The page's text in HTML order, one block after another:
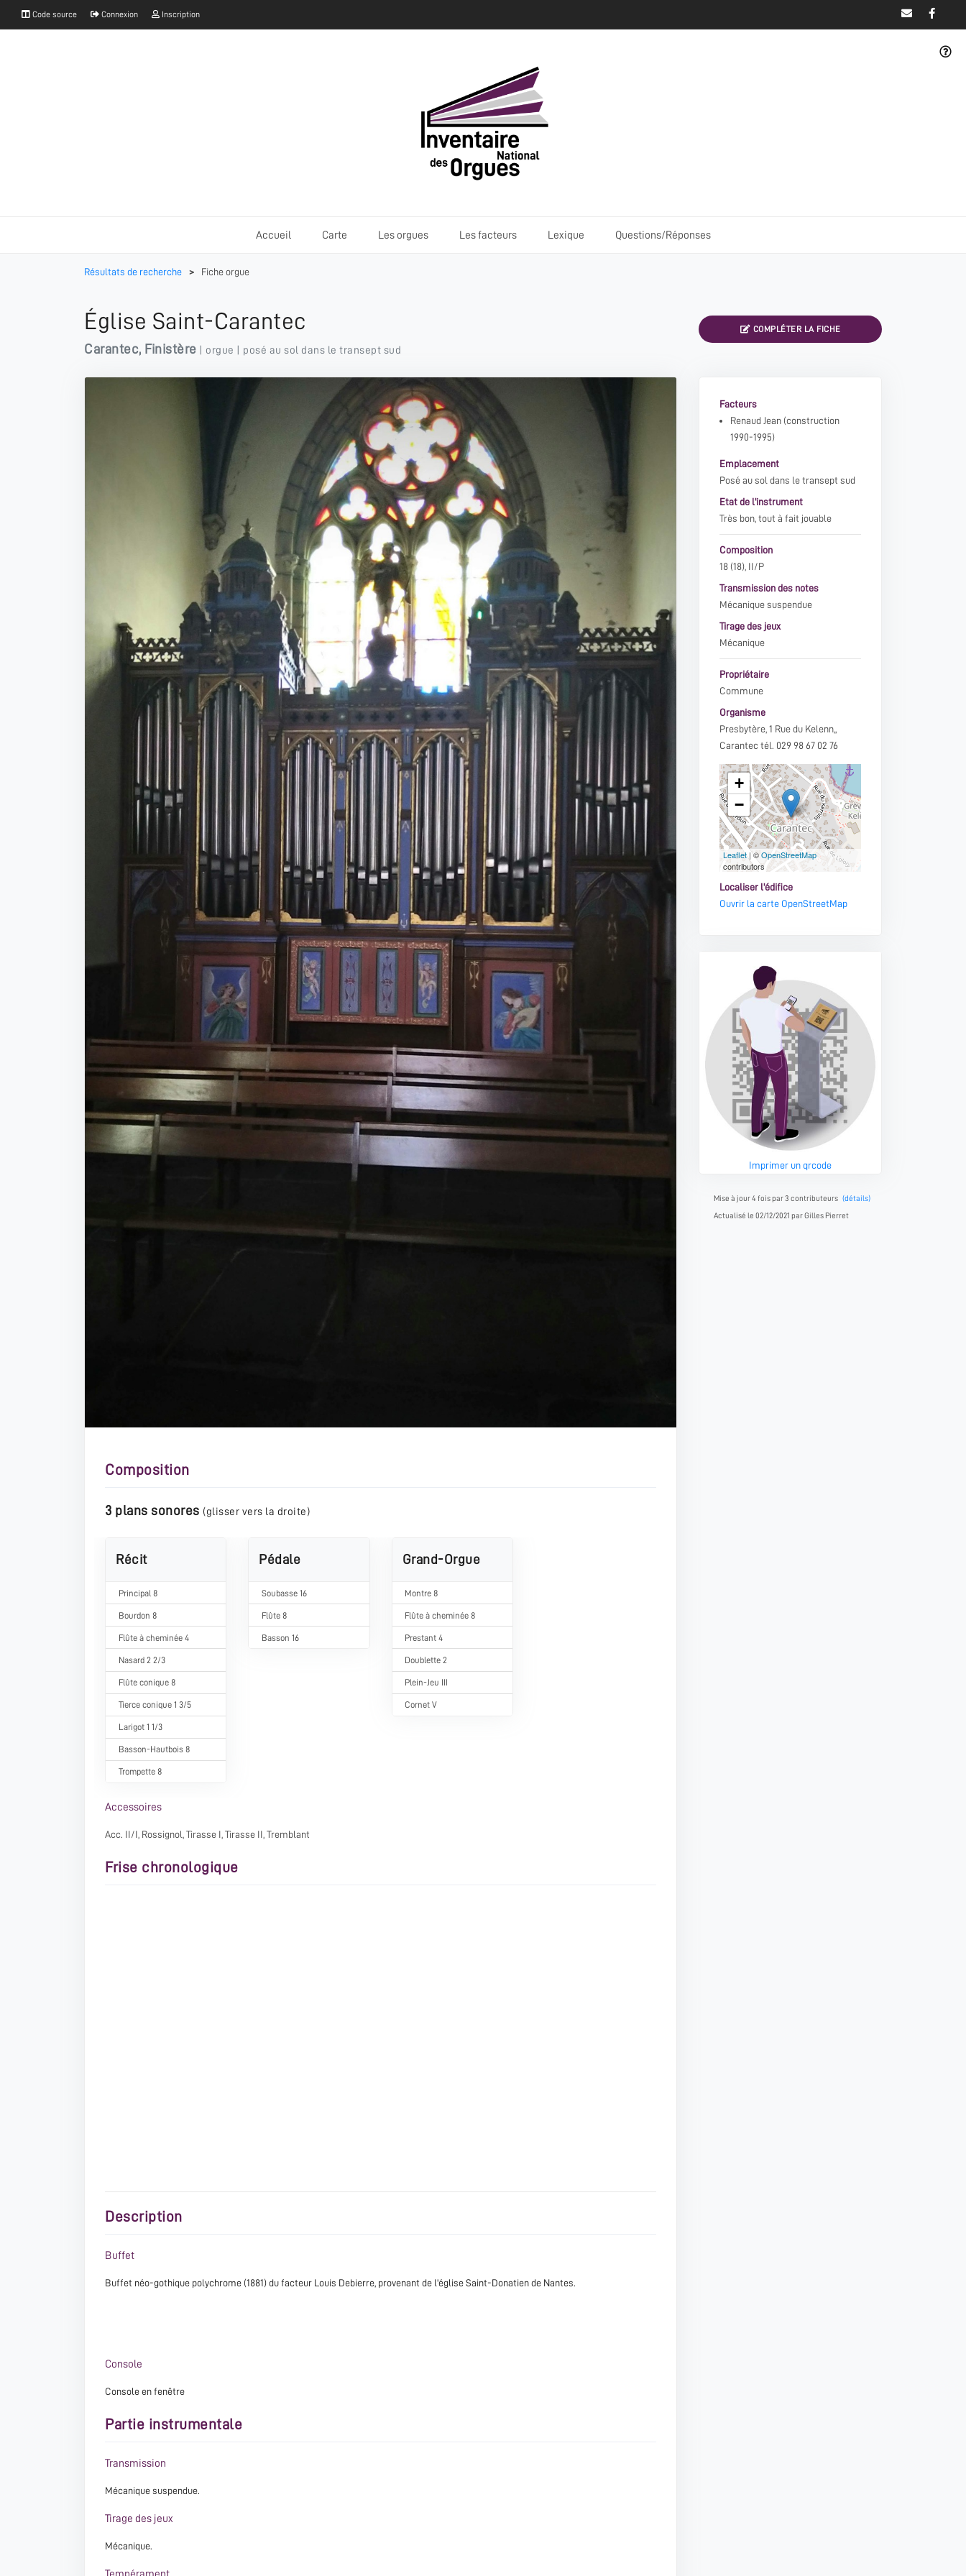
Code source Connexion Inscription
Accueil Carte Les orgues Les facteurs Lexique Questions/Réponses
Résultats de recherche > Fiche orgue
Église Saint-Carantec
Carantec, Finistère orgue | posé au sol dans le transept sud
COMPLÉTER LA FICHE
Composition
3 plans sonores (glisser vers la droite)
Récit
Principal 8
Bourdon 8
Flûte à cheminée 4
Nasard 2 2/3
Flûte conique 8
Tierce conique 1 3/5
Larigot 1 1/3
Basson-Hautbois 8
Trompette 8
Pédale
​Soubasse 16
Flûte 8
Basson 16
Grand-Orgue
Montre 8
Flûte à cheminée 8
Prestant 4
Doublette 2
Plein-Jeu III
Cornet V
Accessoires
Acc. II/I, Rossignol, Tirasse I, Tirasse II, Tremblant
Frise chronologique
Description
Buffet
Buffet néo-gothique polychrome (1881) du facteur Louis Debierre, provenant de l'église Saint-Donatien de Nantes.
Console
Console en fenêtre
Partie instrumentale
Transmission
Mécanique suspendue.
Tirage des jeux
Mécanique.
Facteurs
Renaud Jean (construction
1990-1995)
Emplacement
Posé au sol dans le transept sud
Etat de l'instrument
Très bon, tout à fait jouable
Composition
18 (18), II/P
Transmission des notes
Mécanique suspendue
Tirage des jeux
Mécanique
Propriétaire
Commune
Organisme
Presbytère, 1 Rue du Kelenn,,
Carantec tél. 029 98 67 02 76
+
−
Leaflet| ©OpenStreetMap
contributors
Localiser l'édifice
Ouvrir la carte OpenStreetMap
Imprimer un qrcode
Mise à jour 4 fois par 3 contributeurs (détails)
Actualisé le 02/12/2021 par Gilles Pierret